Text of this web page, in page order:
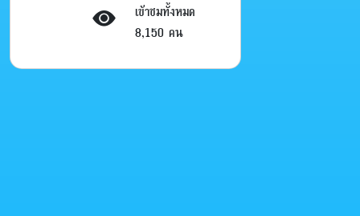
เข้าชมทั้งหมด
8,150 คน